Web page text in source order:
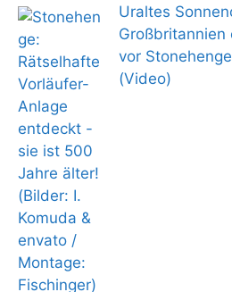
Uraltes
vor
(Video)